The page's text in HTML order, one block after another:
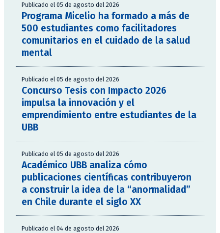
Publicado el 05 de agosto del 2026
Programa Micelio ha formado a más de
500 estudiantes como facilitadores
comunitarios en el cuidado de la salud
mental
Publicado el 05 de agosto del 2026
Concurso Tesis con Impacto 2026
impulsa la innovación y el
emprendimiento entre estudiantes de la
UBB
Publicado el 05 de agosto del 2026
Académico UBB analiza cómo
publicaciones científicas contribuyeron
a construir la idea de la “anormalidad”
en Chile durante el siglo XX
Publicado el 04 de agosto del 2026